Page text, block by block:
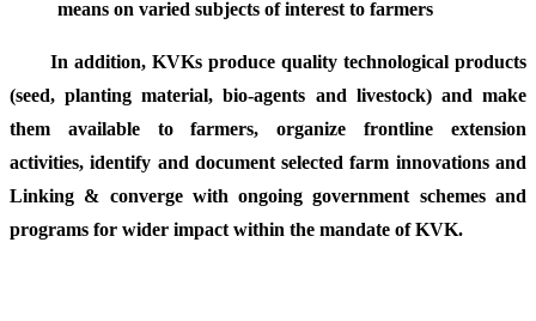
means on varied subjects of interest to farmers
In addition, KVKs produce quality technological products
(seed, planting material, bio-agents and livestock) and make
them available to farmers, organize frontline extension
activities, identify and document selected farm innovations and
Linking & converge with ongoing government schemes and
programs for wider impact within the mandate of KVK.